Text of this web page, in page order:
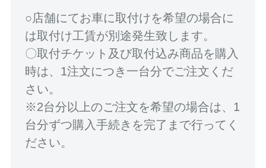
○店舗にてお車に取付けを希望の場合に
は取付け工賃が別途発生致します。
〇取付チケット及び取付込み商品を購入
時は、1注文につき一台分でご注文くだ
さい。
※2台分以上のご注文を希望の場合は、1
台分ずつ購入手続きを完了まで行ってく
ださい。